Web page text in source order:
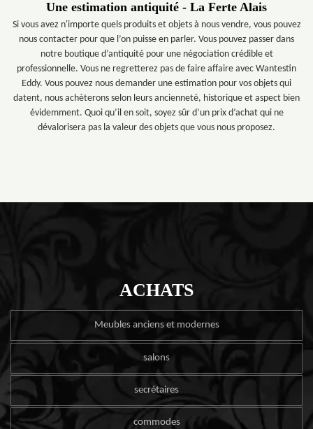
Une estimation antiquité - La Ferte Alais
Si vous avez n'importe quels produits et objets à nous vendre, vous pouvez
nous contacter pour que l’on puisse en parler. Vous pouvez passer dans
notre boutique d’antiquité pour une négociation crédible et
professionnelle. Vous ne regretterez pas de faire affaire avec Wantestin
Eddy. Vous pouvez nous demander une estimation pour vos objets qui
datent, nous achèterons selon leurs ancienneté, historique et aspect bien
évidemment. Quoi qu’il en soit, soyez sûr d’un prix d’achat qui ne
dévalorisera pas la valeur des objets que vous nous proposez.
ACHATS
Meubles anciens et modernes
salons
secrétaires
commodes